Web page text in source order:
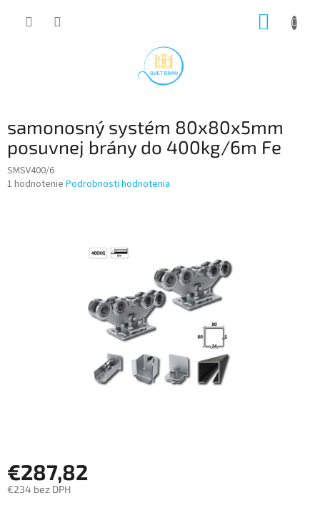
samonosný systém 80x80x5mm
posuvnej brány do 400kg/6m Fe
SMSV400/6
Priemerné
1 hodnotenie Podrobnosti hodnotenia
€287,82
€234 bez DPH